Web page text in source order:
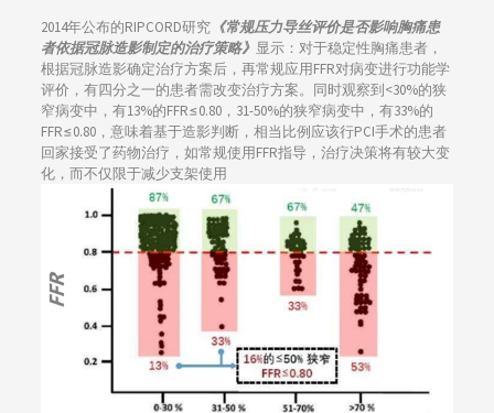
2014年公布的RIPCORD研究《常规压力导丝评价是否影响胸痛患
者依据冠脉造影制定的治疗策略》 显示：对于稳定性胸痛患者，
根据冠脉造影确定治疗方案后，再常规应用FFR对病变进行功能学
评价，有四分之一的患者需改变治疗方案。同时观察到<30%的狭
窄病变中，有13%的FFR≤0.80，31-50%的狭窄病变中，有33%的
FFR≤0.80，意味着基于造影判断，相当比例应该行PCI手术的患者
回家接受了药物治疗，如常规使用FFR指导，治疗决策将有较大变
化，而不仅限于减少支架使用